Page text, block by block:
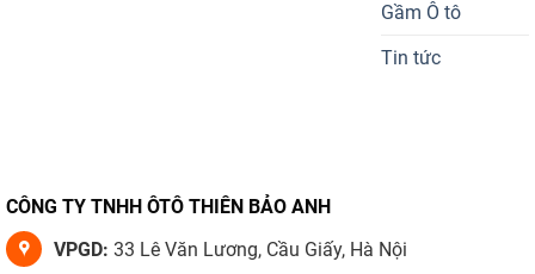
Gầm Ô tô
Tin tức
CÔNG TY TNHH ÔTÔ THIÊN BẢO ANH
VPGD: 33 Lê Văn Lương, Cầu Giấy, Hà Nội